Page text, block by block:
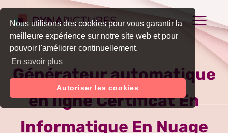
Nous utilisons des cookies pour vous garantir la
meilleure expérience sur notre site web et pour
pouvoir l'améliorer continuellement.
En savoir plus
Autoriser les cookies
Générateur automatique
en ligne Certificat En
Informatique En Nuage